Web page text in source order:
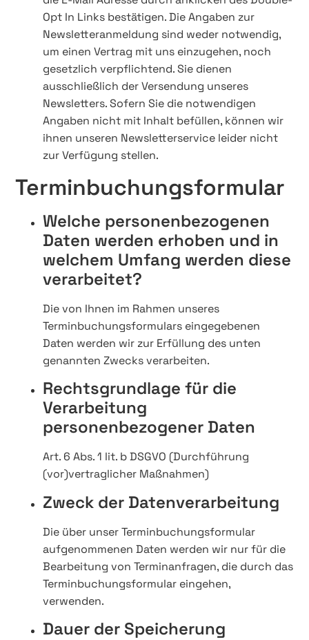
Opt In Links bestätigen. Die Angaben zur
Newsletteranmeldung sind weder notwendig,
um einen Vertrag mit uns einzugehen, noch
gesetzlich verpflichtend. Sie dienen
ausschließlich der Versendung unseres
Newsletters. Sofern Sie die notwendigen
Angaben nicht mit Inhalt befüllen, können wir
ihnen unseren Newsletterservice leider nicht
zur Verfügung stellen.
Terminbuchungsformular
Welche personenbezogenen
Daten werden erhoben und in
welchem Umfang werden diese
verarbeitet?
Die von Ihnen im Rahmen unseres
Terminbuchungsformulars eingegebenen
Daten werden wir zur Erfüllung des unten
genannten Zwecks verarbeiten.
Rechtsgrundlage für die
Verarbeitung
personenbezogener Daten
Art. 6 Abs. 1 lit. b DSGVO (Durchführung
(vor)vertraglicher Maßnahmen)
Zweck der Datenverarbeitung
Die über unser Terminbuchungsformular
aufgenommenen Daten werden wir nur für die
Bearbeitung von Terminanfragen, die durch das
Terminbuchungsformular eingehen,
verwenden.
Dauer der Speicherung